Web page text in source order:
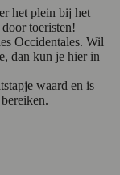
het plein bij het
toeristen!
Occidentales. Wil
dan kun je hier in
waard en is